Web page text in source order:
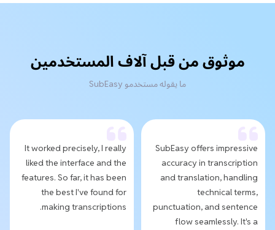
موثوق من قبل آلاف المستخدمين
ما يقوله مستخدمو SubEasy
SubEasy offers impressive
accuracy in transcription
and translation, handling
technical terms,
punctuation, and sentence
flow seamlessly. It's a
It worked precisely, I really
liked the interface and the
features. So far, it has been
the best I've found for
making transcriptions.